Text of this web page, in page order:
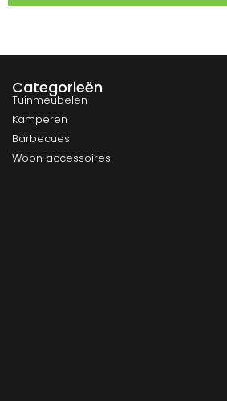
Categorieën
Tuinmeubelen
Kamperen
Barbecues
Woon accessoires